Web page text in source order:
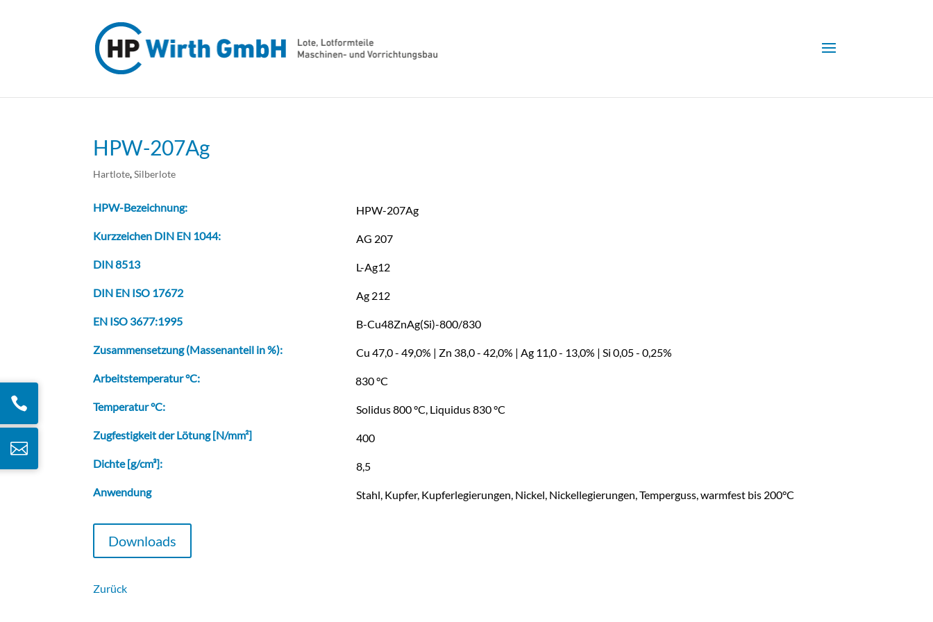
HPW-207Ag
Hartlote,Silberlote
HPW-Bezeichnung:
HPW-207Ag
Kurzzeichen DIN EN 1044:
AG 207
DIN 8513
L-Ag12
DIN EN ISO 17672
Ag 212
EN ISO 3677:1995
B-Cu48ZnAg(Si)-800/830
Zusammensetzung (Massenanteil in %):
Cu 47,0 - 49,0% | Zn 38,0 - 42,0% | Ag 11,0 - 13,0% | Si 0,05 - 0,25%
Arbeitstemperatur °C:
0830 °C
Temperatur °C:
Solidus 800 °C, Liquidus 830 °C
Zugfestigkeit der Lötung [N/mm²]
400
Dichte [g/cm³]:
8,5
Anwendung
Stahl, Kupfer, Kupferlegierungen, Nickel, Nickellegierungen, Temperguss, warmfest bis 200°C
Downloads
Zurück

